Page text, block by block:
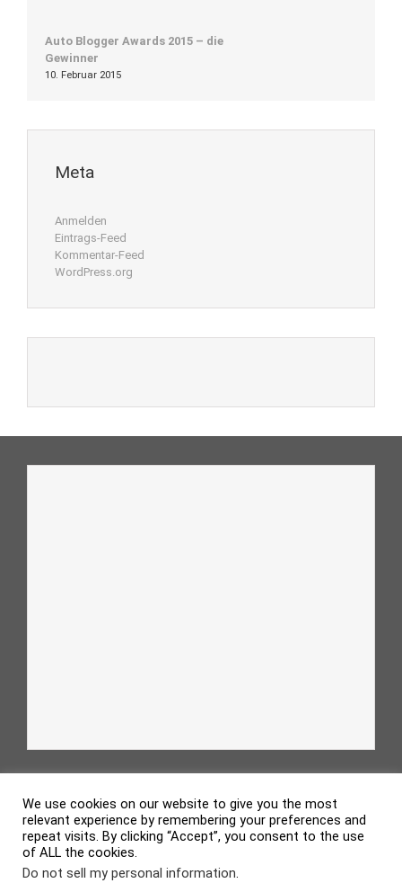
Auto Blogger Awards 2015 – die
Gewinner
10. Februar 2015
Meta
Anmelden
Eintrags-Feed
Kommentar-Feed
WordPress.org
evolvetheme by Theme4Press • Powered by
We use cookies on our website to give you the most
relevant experience by remembering your preferences and
repeat visits. By clicking “Accept”, you consent to the use
of ALL the cookies.
Do not sell my personal information.